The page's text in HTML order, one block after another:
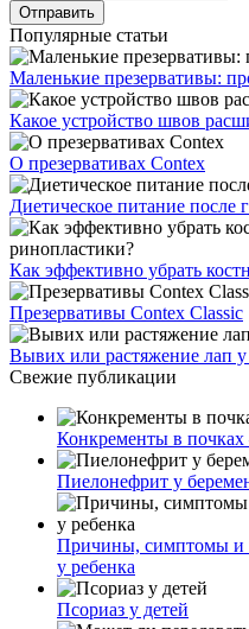
Популярные статьи
Маленькие презервативы:
Какое устройство швов
О презервативах Contex
Диетическое питание после
Как эффективно убрать
Презервативы Contex Classic
Вывих или растяжение лап у
Свежие публикации
Конкременты в почках
Пиелонефрит у
Причины, симптомы и
у ребенка
Псориаз у детей